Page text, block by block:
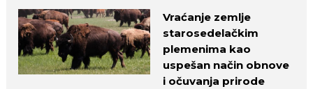
Vraćanje zemlje
starosedelačkim
plemenima kao
uspešan način obnove
i očuvanja prirode